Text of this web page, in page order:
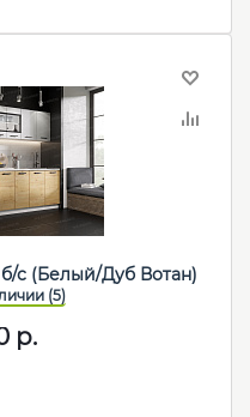
с (Белый/Дуб Вотан)
р.